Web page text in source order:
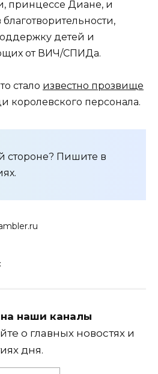
принцессе Диане, и
благотворительности,
детей и
от ВИЧ/СПИДа.
стало известно прозвище
королевского персонала.
стороне? Пишите в
наши каналы
о главных новостях и
дня.